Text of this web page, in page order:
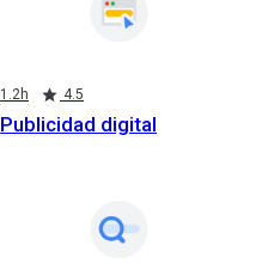
Publicidad digital
1.2h 4.5